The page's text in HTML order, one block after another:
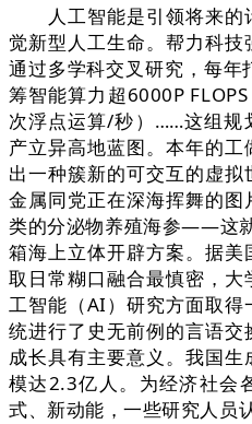
人工智能是引领将来的
觉新型人工生命。帮力科技
通过多学科交叉研究，每
筹智能算力超6000P
次浮点运算/秒）……这组规
产立异高地蓝图。本年的
出一种簇新的可交互的虚
金属同党正在深海挥舞的图
类的分泌物养殖海参——这
箱海上立体开辟方案。据美
取日常糊口融合最慎密，大
工智能（AI）研究方面取
统进行了史无前例的言语
成长具有主要意义。我国
模达2.3亿人。为经济社会
式、新动能，一些研究人员认